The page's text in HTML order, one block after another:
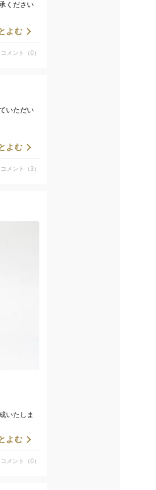
ください
よむ
コメント（0）
いただい
よむ
コメント（3）
いたしま
定です。
よむ
コメント（0）